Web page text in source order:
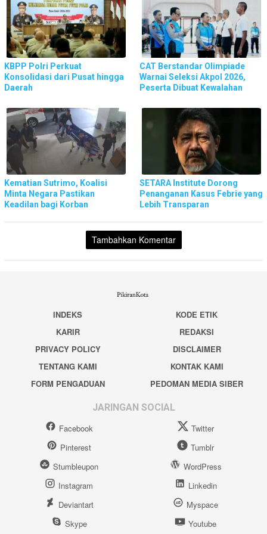
KBPP Polri Perkuat
Konsolidasi dari Pusat hingga
Daerah
CAT Berstandar Olimpiade
Warnai Seleksi Akpol 2026,
Peserta Dibuat Kewalahan
Kematian Sutrimo, Koalisi
Minta Negara Pastikan
Keadilan bagi Korban
SETARA Institute Dorong
Penanganan Kasus Febrie yang
Lebih Transparan
Tambahkan Komentar
INDEKS
KODE ETIK
KARIR
REDAKSI
PRIVACY POLICY
DISCLAIMER
TENTANG KAMI
KONTAK KAMI
FORM PENGADUAN
PEDOMAN MEDIA SIBER
JARINGAN SOCIAL
Facebook
Twitter
Pinterest
Tumblr
Stumbleupon
WordPress
Instagram
Linkedin
Deviantart
Myspace
Skype
Youtube